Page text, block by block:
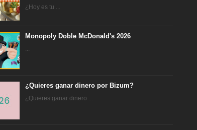
¿Hoy es tu ...
Monopoly Doble McDonald's 2026
...
¿Quieres ganar dinero por Bizum?
¿Quieres ganar dinero ...